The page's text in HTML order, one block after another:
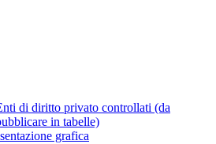
di diritto privato controllati (da
in tabelle)
grafica